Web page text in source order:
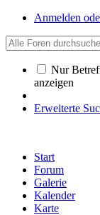
Anmelden
Nur
anzeigen
Erweiterte
Start
Forum
Galerie
Kalender
Karte